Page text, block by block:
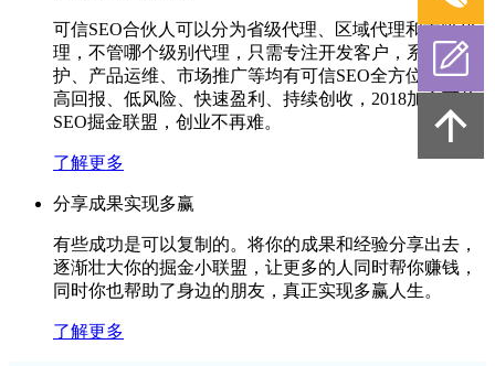
可信SEO合伙人可以分为省级代理、区域代理和市级代
理，不管哪个级别代理，只需专注开发客户，系统维
护、产品运维、市场推广等均有可信SEO全方位支持。
高回报、低风险、快速盈利、持续创收，2018加入可信
SEO掘金联盟，创业不再难。
了解更多
分享成果实现多赢
有些成功是可以复制的。将你的成果和经验分享出去，
逐渐壮大你的掘金小联盟，让更多的人同时帮你赚钱，
同时你也帮助了身边的朋友，真正实现多赢人生。
了解更多